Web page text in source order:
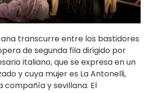
transcurre entre los bastidores
de segunda fila dirigido por
italiano, que se expresa en un
y cuya mujer es La Antonelli,
compañía y sevillana. El